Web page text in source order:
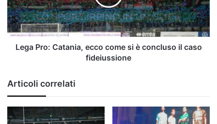
si
è
concluso
il
casoLega Pro: Catania, ecco come si è concluso il caso
fideiussione
Articoli correlati